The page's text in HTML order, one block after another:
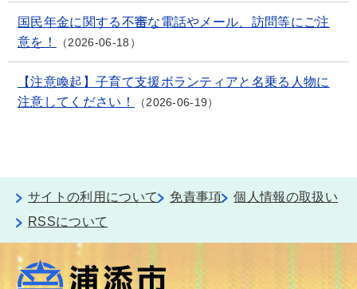
国民年金に関する不審な電話やメール、訪問等にご注
意を！
2026-06-18
【注意喚起】子育て支援ボランティアと名乗る人物に
注意してください！
2026-06-19
サイトの利用について 免責事項
個人情報の取扱い
RSSについて